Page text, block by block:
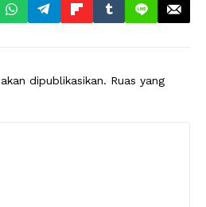
dipublikasikan. Ruas yang